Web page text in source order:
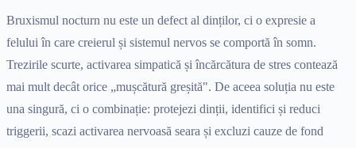
Bruxismul nocturn nu este un defect al dinților, ci o expresie a
felului în care creierul și sistemul nervos se comportă în somn.
Trezirile scurte, activarea simpatică și încărcătura de stres contează
mai mult decât orice „mușcătură greșită". De aceea soluția nu este
una singură, ci o combinație: protejezi dinții, identifici și reduci
triggerii, scazi activarea nervoasă seara și excluzi cauze de fond